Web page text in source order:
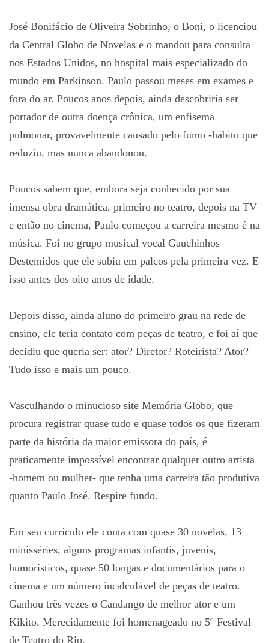
José Bonifácio de Oliveira Sobrinho, o Boni, o licenciou
da Central Globo de Novelas e o mandou para consulta
nos Estados Unidos, no hospital mais especializado do
mundo em Parkinson. Paulo passou meses em exames e
fora do ar. Poucos anos depois, ainda descobriria ser
portador de outra doença crônica, um enfisema
pulmonar, provavelmente causado pelo fumo -hábito que
reduziu, mas nunca abandonou.
Poucos sabem que, embora seja conhecido por sua
imensa obra dramática, primeiro no teatro, depois na TV
e então no cinema, Paulo começou a carreira mesmo é na
música. Foi no grupo musical vocal Gauchinhos
Destemidos que ele subiu em palcos pela primeira vez. E
isso antes dos oito anos de idade.
Depois disso, ainda aluno do primeiro grau na rede de
ensino, ele teria contato com peças de teatro, e foi aí que
decidiu que queria ser: ator? Diretor? Roteirista? Ator?
Tudo isso e mais um pouco.
Vasculhando o minucioso site Memória Globo, que
procura registrar quase tudo e quase todos os que fizeram
parte da história da maior emissora do país, é
praticamente impossível encontrar qualquer outro artista
-homem ou mulher- que tenha uma carreira tão produtiva
quanto Paulo José. Respire fundo.
Em seu currículo ele conta com quase 30 novelas, 13
minisséries, alguns programas infantis, juvenis,
humorísticos, quase 50 longas e documentários para o
cinema e um número incalculável de peças de teatro.
Ganhou três vezes o Candango de melhor ator e um
Kikito. Merecidamente foi homenageado no 5º Festival
de Teatro do Rio.